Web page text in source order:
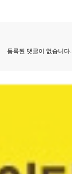
등록된 댓글이 없습니다.